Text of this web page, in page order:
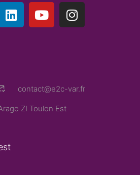
contact@e2c-var.fr
ZI Toulon Est